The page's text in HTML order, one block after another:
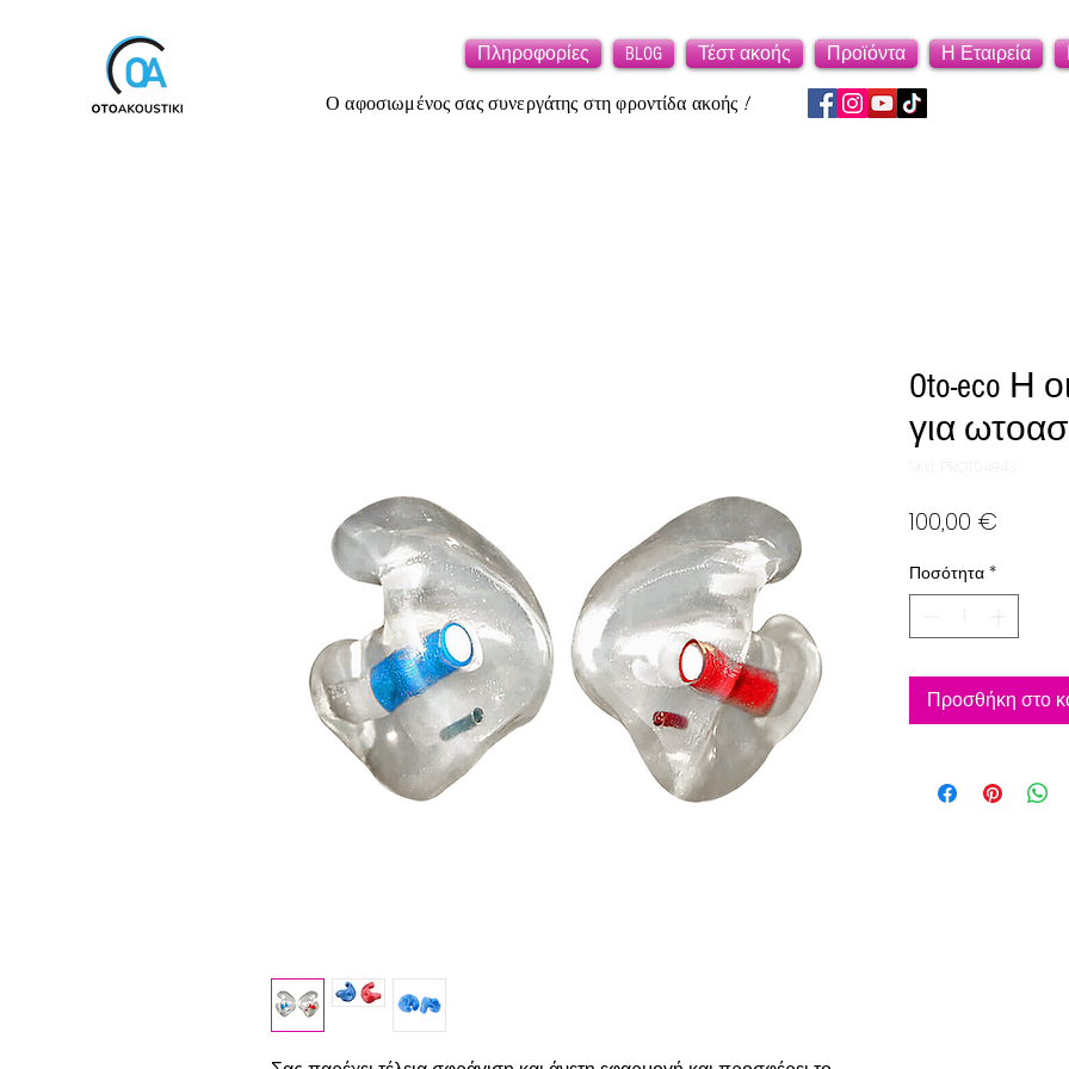
Πληροφορίες BLOG Τέστ ακοής Προϊόντα Η Εταιρεία
Ο αφοσιωμένος σας συνεργάτης στη φροντίδα ακοής !
Oto-eco Η
για
100,00 €
Ποσότητα *
Προσθήκη στο